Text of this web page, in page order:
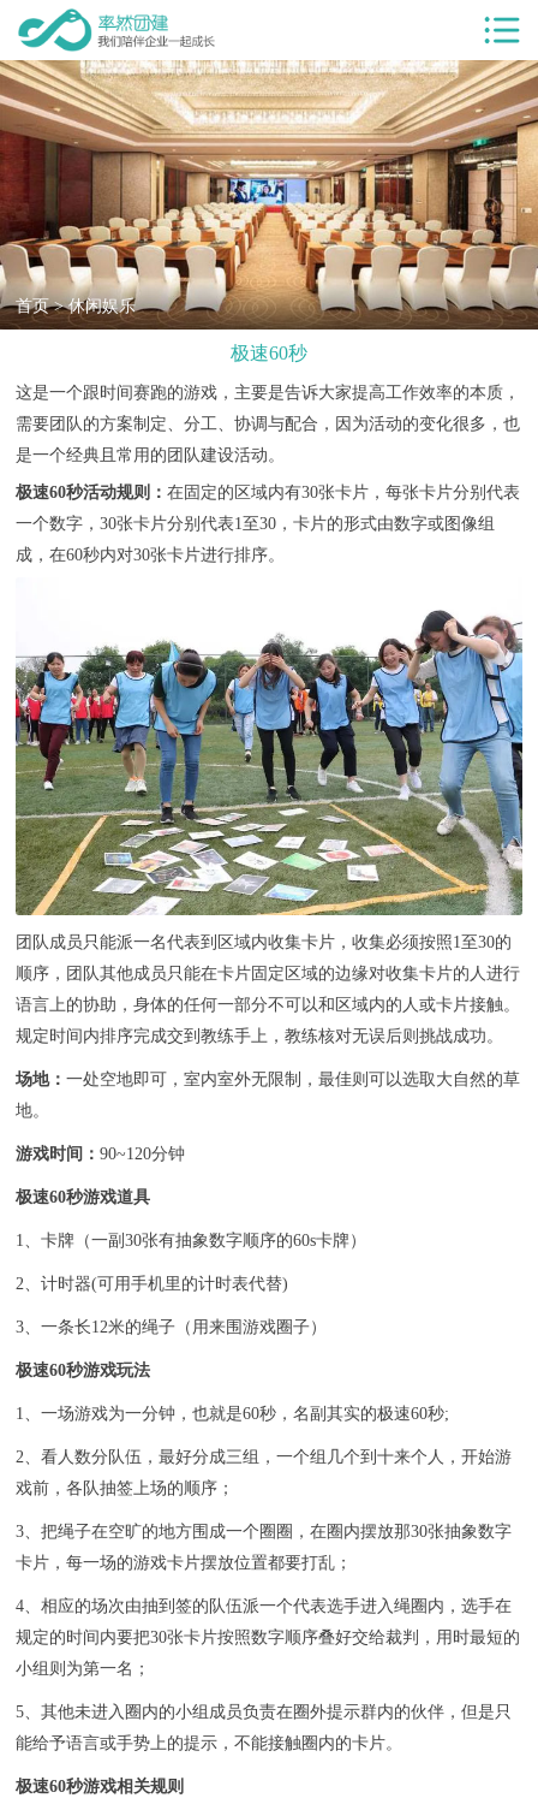
首页
服务项目
团建服务
团建基地
团建目的
客户案例
团建新闻
团建课堂
关于我们
联系我们
首页>休闲娱乐
极速60秒
这是一个跟时间赛跑的游戏，主要是告诉大家提高工作效率的本质，
需要团队的方案制定、分工、协调与配合，因为活动的变化很多，也
是一个经典且常用的团队建设活动。
极速60秒活动规则：在固定的区域内有30张卡片，每张卡片分别代表
一个数字，30张卡片分别代表1至30，卡片的形式由数字或图像组
成，在60秒内对30张卡片进行排序。
团队成员只能派一名代表到区域内收集卡片，收集必须按照1至30的
顺序，团队其他成员只能在卡片固定区域的边缘对收集卡片的人进行
语言上的协助，身体的任何一部分不可以和区域内的人或卡片接触。
规定时间内排序完成交到教练手上，教练核对无误后则挑战成功。
场地：一处空地即可，室内室外无限制，最佳则可以选取大自然的草
地。
游戏时间：90~120分钟
极速60秒游戏道具
1、卡牌（一副30张有抽象数字顺序的60s卡牌）
2、计时器(可用手机里的计时表代替)
3、一条长12米的绳子（用来围游戏圈子）
极速60秒游戏玩法
1、一场游戏为一分钟，也就是60秒，名副其实的极速60秒;
2、看人数分队伍，最好分成三组，一个组几个到十来个人，开始游
戏前，各队抽签上场的顺序；
3、把绳子在空旷的地方围成一个圈圈，在圈内摆放那30张抽象数字
卡片，每一场的游戏卡片摆放位置都要打乱；
4、相应的场次由抽到签的队伍派一个代表选手进入绳圈内，选手在
规定的时间内要把30张卡片按照数字顺序叠好交给裁判，用时最短的
小组则为第一名；
5、其他未进入圈内的小组成员负责在圈外提示群内的伙伴，但是只
能给予语言或手势上的提示，不能接触圈内的卡片。
极速60秒游戏相关规则